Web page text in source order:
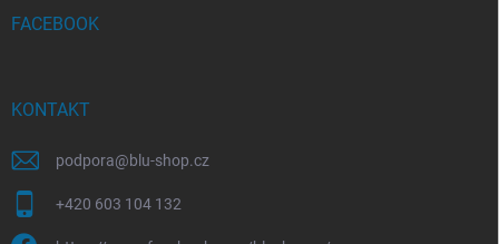
FACEBOOK
KONTAKT
podpora@blu-shop.cz
+420 603 104 132